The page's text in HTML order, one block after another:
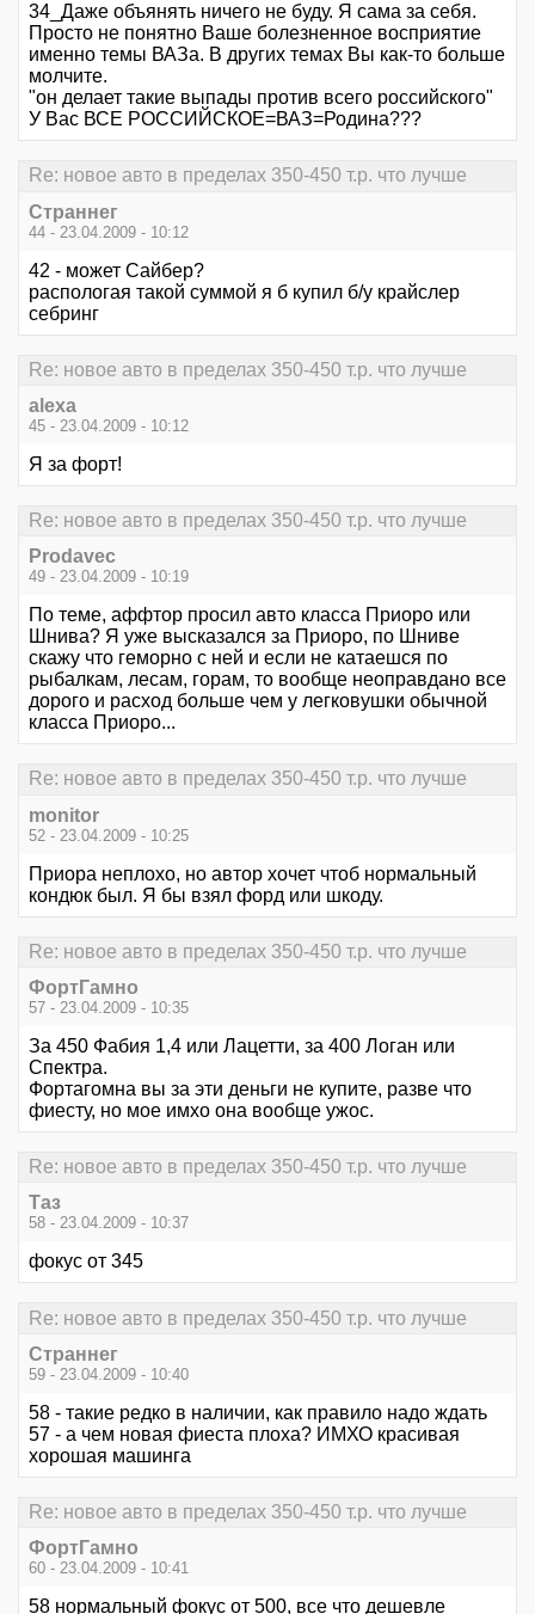
34_Даже объянять ничего не буду. Я сама за себя.
Просто не понятно Ваше болезненное восприятие
именно темы ВАЗа. В других темах Вы как-то больше
молчите.
"он делает такие выпады против всего российского"
У Вас ВСЕ РОССИЙСКОЕ=ВАЗ=Родина???
Re: новое авто в пределах 350-450 т.р. что лучше
Страннег
44 - 23.04.2009 - 10:12
42 - может Сайбер?
распологая такой суммой я б купил б/у крайслер
себринг
Re: новое авто в пределах 350-450 т.р. что лучше
alexa
45 - 23.04.2009 - 10:12
Я за форт!
Re: новое авто в пределах 350-450 т.р. что лучше
Prodavec
49 - 23.04.2009 - 10:19
По теме, аффтор просил авто класса Приоро или
Шнива? Я уже высказался за Приоро, по Шниве
скажу что геморно с ней и если не катаешся по
рыбалкам, лесам, горам, то вообще неоправдано все
дорого и расход больше чем у легковушки обычной
класса Приоро...
Re: новое авто в пределах 350-450 т.р. что лучше
monitor
52 - 23.04.2009 - 10:25
Приора неплохо, но автор хочет чтоб нормальный
кондюк был. Я бы взял форд или шкоду.
Re: новое авто в пределах 350-450 т.р. что лучше
ФортГамно
57 - 23.04.2009 - 10:35
За 450 Фабия 1,4 или Лацетти, за 400 Логан или
Спектра.
Фортагомна вы за эти деньги не купите, разве что
фиесту, но мое имхо она вообще ужос.
Re: новое авто в пределах 350-450 т.р. что лучше
Таз
58 - 23.04.2009 - 10:37
фокус от 345
Re: новое авто в пределах 350-450 т.р. что лучше
Страннег
59 - 23.04.2009 - 10:40
58 - такие редко в наличии, как правило надо ждать
57 - а чем новая фиеста плоха? ИМХО красивая
хорошая машинга
Re: новое авто в пределах 350-450 т.р. что лучше
ФортГамно
60 - 23.04.2009 - 10:41
58 нормальный фокус от 500, все что дешевле